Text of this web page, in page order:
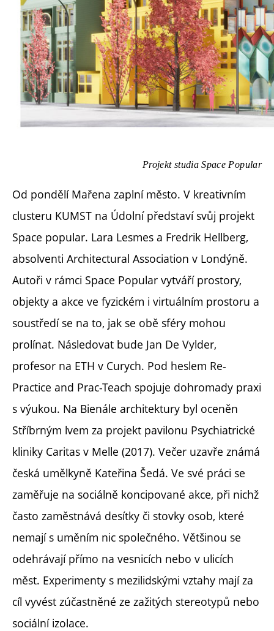
Projekt studia Space Popular
Od pondělí Mařena zaplní město. V kreativním
clusteru KUMST na Údolní představí svůj projekt
Space popular. Lara Lesmes a Fredrik Hellberg,
absolventi Architectural Association v Londýně.
Autoři v rámci Space Popular vytváří prostory,
objekty a akce ve fyzickém i virtuálním prostoru a
soustředí se na to, jak se obě sféry mohou
prolínat. Následovat bude Jan De Vylder,
profesor na ETH v Curych. Pod heslem Re-
Practice and Prac-Teach spojuje dohromady praxi
s výukou. Na Bienále architektury byl oceněn
Stříbrným lvem za projekt pavilonu Psychiatrické
kliniky Caritas v Melle (2017). Večer uzavře známá
česká umělkyně Kateřina Šedá. Ve své práci se
zaměřuje na sociálně koncipované akce, při nichž
často zaměstnává desítky či stovky osob, které
nemají s uměním nic společného. Většinou se
odehrávají přímo na vesnicích nebo v ulicích
měst. Experimenty s mezilidskými vztahy mají za
cíl vyvést zúčastněné ze zažitých stereotypů nebo
sociální izolace.